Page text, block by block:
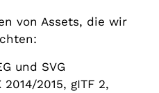
von Assets, die wir
und SVG
2015, gITF 2,